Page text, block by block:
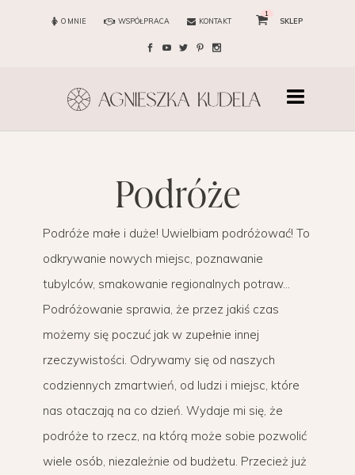
O MNIE WSPÓŁPRACA KONTAKT
1
SKLEP
podróże
Podróże małe i duże! Uwielbiam podróżować! To
odkrywanie nowych miejsc, poznawanie
tubylców, smakowanie regionalnych potraw…
Podróżowanie sprawia, że przez jakiś czas
możemy się poczuć jak w zupełnie innej
rzeczywistości. Odrywamy się od naszych
codziennych zmartwień, od ludzi i miejsc, które
nas otaczają na co dzień. Wydaje mi się, że
podróże to rzecz, na którą może sobie pozwolić
wiele osób, niezależnie od budżetu. Przecież już